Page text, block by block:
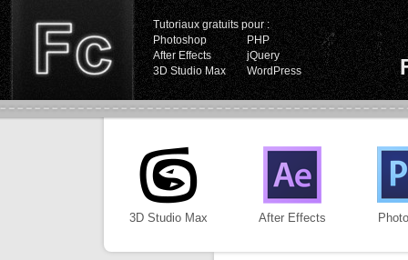
Tutoriaux gratuits pour :
Photoshop
PHP
After Effects
jQuery
3D Studio Max
WordPress
3D Studio Max After Effects